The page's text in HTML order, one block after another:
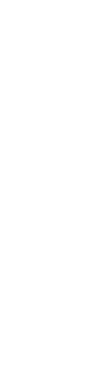
كهربائياً